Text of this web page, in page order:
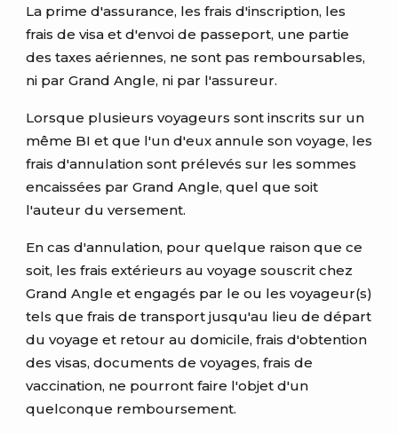
La prime d'assurance, les frais d'inscription, les
frais de visa et d'envoi de passeport, une partie
des taxes aériennes, ne sont pas remboursables,
ni par Grand Angle, ni par l'assureur.
Lorsque plusieurs voyageurs sont inscrits sur un
même BI et que l'un d'eux annule son voyage, les
frais d'annulation sont prélevés sur les sommes
encaissées par Grand Angle, quel que soit
l'auteur du versement.
En cas d'annulation, pour quelque raison que ce
soit, les frais extérieurs au voyage souscrit chez
Grand Angle et engagés par le ou les voyageur(s)
tels que frais de transport jusqu'au lieu de départ
du voyage et retour au domicile, frais d'obtention
des visas, documents de voyages, frais de
vaccination, ne pourront faire l'objet d'un
quelconque remboursement.